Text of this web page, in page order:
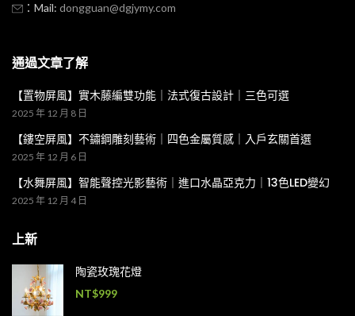
：Mail: dongguan@dgjymy.com
通過文章了解
【置物屏風】實木藤編雙功能｜法式復古設計｜三色可選
2025 年 12 月 8 日
【鏤空屏風】不鏽鋼雕刻藝術｜四色金屬質感｜入戶玄關首選
2025 年 12 月 6 日
【水舞屏風】智能聲控光影藝術｜進口水晶亞克力｜13色LED變幻
2025 年 12 月 4 日
上新
陶瓷玫瑰花燈
NT$999